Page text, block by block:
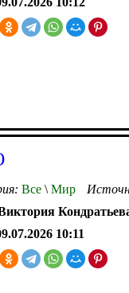
Все \ Мир
10:11